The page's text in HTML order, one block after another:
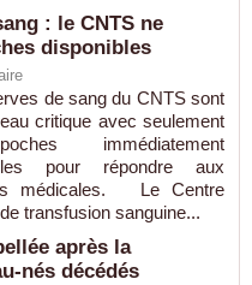
: le CNTS ne
disponibles
de sang du CNTS sont
critique avec seulement
immédiatement
pour répondre aux
médicales. Le Centre
transfusion sanguine...
après la
nés décédés